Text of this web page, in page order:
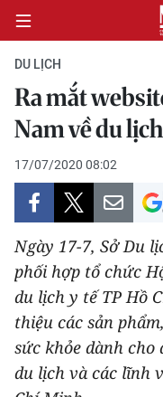
CHÍNH TRỊ
KINH TẾ
VĂN HÓA
XÃ HỘI
PHÁP LUẬT
DU LỊCH
THẾ GIỚI
DU LỊCH
Ra mắt
Nam về du
17/07/2020 08:02
Ngày 17-7, Sở Du
phối hợp tổ chức
du lịch y tế TP Hồ
thiệu các sản
sức khỏe dành
du lịch và các lĩnh